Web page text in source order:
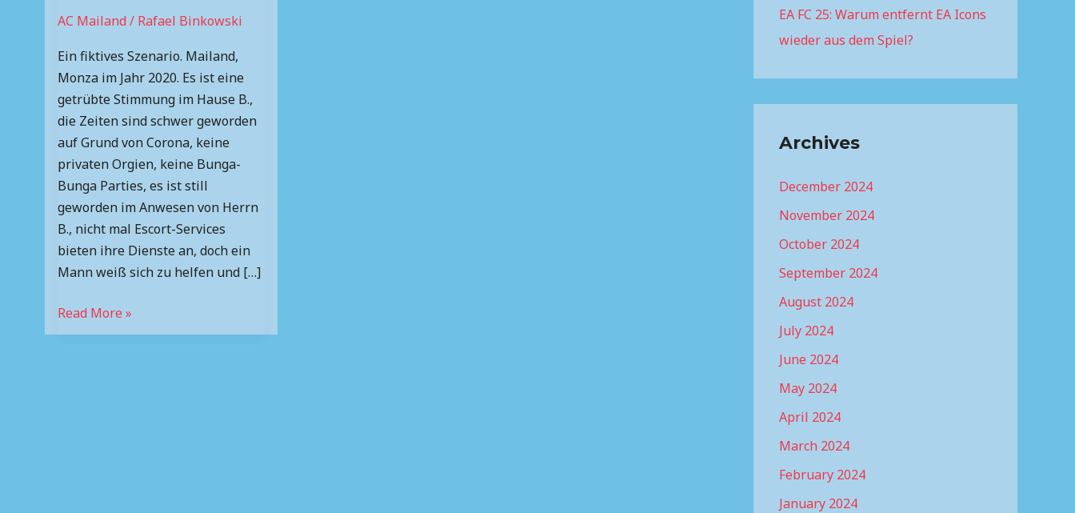
AC Mailand / Rafael Binkowski
Ein fiktives Szenario. Mailand,
Monza im Jahr 2020. Es ist eine
getrübte Stimmung im Hause B.,
die Zeiten sind schwer geworden
auf Grund von Corona, keine
privaten Orgien, keine Bunga-
Bunga Parties, es ist still
geworden im Anwesen von Herrn
B., nicht mal Escort-Services
bieten ihre Dienste an, doch ein
Mann weiß sich zu helfen und […]
zurück
Read More »
EA FC 25: Warum entfernt EA Icons
wieder aus dem Spiel?
Archives
December 2024
November 2024
October 2024
September 2024
August 2024
July 2024
June 2024
May 2024
April 2024
March 2024
February 2024
January 2024